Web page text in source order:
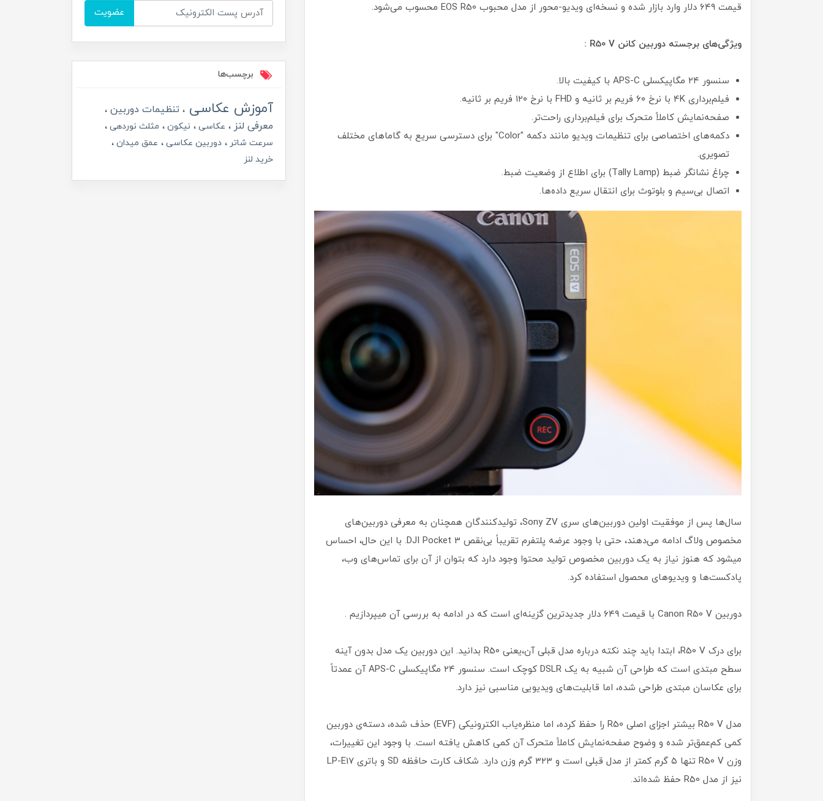
قیمت ۶۴۹ دلار وارد بازار شده و نسخه‌ای ویدیو-محور از مدل محبوب EOS R50 محسوب می‌شود.
ویژگی‌های برجسته دوربین کانن R50 V :
سنسور ۲۴ مگاپیکسلی APS-C با کیفیت بالا.
فیلم‌برداری 4K با نرخ ۶۰ فریم بر ثانیه و FHD با نرخ ۱۲۰ فریم بر ثانیه.
صفحه‌نمایش کاملاً متحرک برای فیلم‌برداری راحت‌تر.
دکمه‌های اختصاصی برای تنظیمات ویدیو مانند دکمه "Color" برای دسترسی سریع به گاماهای مختلف
تصویری.
چراغ نشانگر ضبط (Tally Lamp) برای اطلاع از وضعیت ضبط.
اتصال بی‌سیم و بلوتوث برای انتقال سریع داده‌ها.
سال‌ها پس از موفقیت اولین دوربین‌های سری Sony ZV، تولیدکنندگان همچنان به معرفی دوربین‌های
مخصوص ولاگ ادامه می‌دهند، حتی با وجود عرضه پلتفرم تقریباً بی‌نقص DJI Pocket 3. با این حال، احساس
میشود که هنوز نیاز به یک دوربین مخصوص تولید محتوا وجود دارد که بتوان از آن برای تماس‌های وب،
پادکست‌ها و ویدیوهای محصول استفاده کرد.
دوربین Canon R50 V با قیمت ۶۴۹ دلار جدیدترین گزینه‌ای است که در ادامه به بررسی آن میپردازیم .
برای درک R50 V، ابتدا باید چند نکته درباره مدل قبلی آن،یعنی R50 بدانید. این دوربین یک مدل بدون آینه
سطح مبتدی است که طراحی آن شبیه به یک DSLR کوچک است. سنسور ۲۴ مگاپیکسلی APS-C آن عمدتاً
برای عکاسان مبتدی طراحی شده، اما قابلیت‌های ویدیویی مناسبی نیز دارد.
مدل R50 V بیشتر اجزای اصلی R50 را حفظ کرده، اما منظره‌یاب الکترونیکی (EVF) حذف شده، دسته‌ی دوربین
کمی کم‌عمق‌تر شده و وضوح صفحه‌نمایش کاملاً متحرک آن کمی کاهش یافته است. با وجود این تغییرات،
وزن R50 V تنها ۵ گرم کمتر از مدل قبلی است و ۳۲۳ گرم وزن دارد. شکاف کارت حافظه SD و باتری LP-E17
نیز از مدل R50 حفظ شده‌اند.
عضویت
برچسب‌ها
آموزش عکاسی
تنظیمات دوربین
معرفی لنز
عکاسی نیکون
مثلث نوردهی
سرعت شاتر
دوربین عکاسی
عمق میدان
خرید لنز